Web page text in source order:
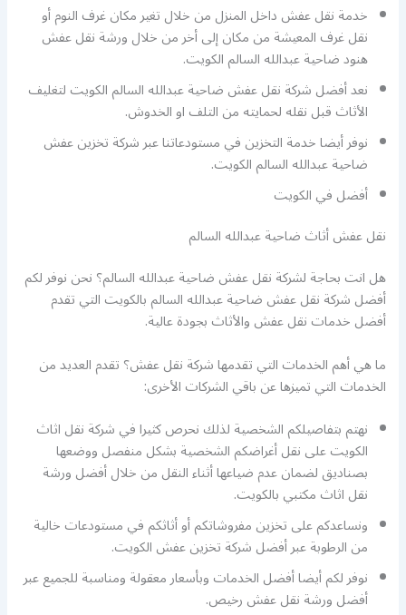
خدمة نقل عفش داخل المنزل من خلال تغير مكان غرف النوم أو
نقل غرف المعيشة من مكان إلى أخر من خلال ورشة نقل عفش
هنود ضاحية عبدالله السالم الكويت.
نعد أفضل شركة نقل عفش ضاحية عبدالله السالم الكويت لتغليف
الأثاث قبل نقله لحمايته من التلف او الخدوش.
نوفر أيضا خدمة التخزين في مستودعاتنا عبر شركة تخزين عفش
ضاحية عبدالله السالم الكويت.
أفضلفي الكويت
نقل عفش أثاث ضاحية عبدالله السالم
هل انت بحاجة لشركة نقل عفش ضاحية عبدالله السالم؟ نحن نوفر لكم
أفضل شركة نقل عفش ضاحية عبدالله السالم بالكويت التي تقدم
أفضل خدمات نقل عفش والأثاث بجودة عالية.
ما هي أهم الخدمات التي تقدمها شركة نقل عفش؟ تقدم العديد من
الخدمات التي تميزها عن باقي الشركات الأخرى:
نهتم بتفاصيلكم الشخصية لذلك نحرص كثيرا في شركة نقل اثاث
الكويت على نقل أغراضكم الشخصية بشكل منفصل ووضعها
بصناديق لضمان عدم ضياعها أثناء النقل من خلال أفضل ورشة
نقل اثاث مكتبي بالكويت.
ونساعدكم على تخزين مفروشاتكم أو أثاثكم في مستودعات خالية
من الرطوبة عبر أفضل شركة تخزين عفش الكويت.
نوفر لكم أيضا أفضل الخدمات وبأسعار معقولة ومناسبة للجميع عبر
أفضل ورشة نقل عفش رخيص.